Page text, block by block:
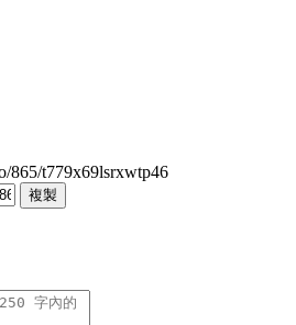
865/t779x69lsrxwtp46
複製